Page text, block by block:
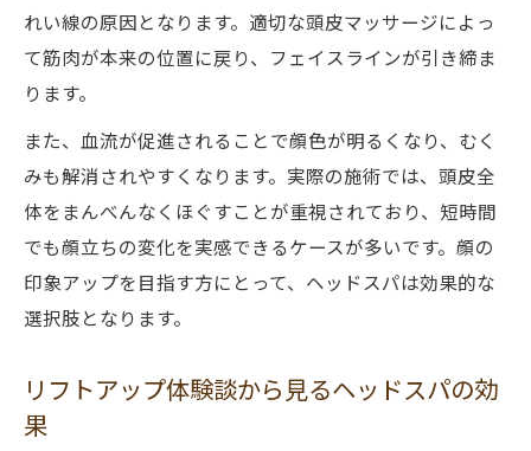
れい線の原因となります。適切な頭皮マッサージによっ
て筋肉が本来の位置に戻り、フェイスラインが引き締ま
ります。
また、血流が促進されることで顔色が明るくなり、むく
みも解消されやすくなります。実際の施術では、頭皮全
体をまんべんなくほぐすことが重視されており、短時間
でも顔立ちの変化を実感できるケースが多いです。顔の
印象アップを目指す方にとって、ヘッドスパは効果的な
選択肢となります。
リフトアップ体験談から見るヘッドスパの効
果